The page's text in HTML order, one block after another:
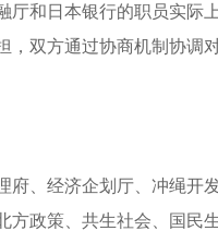
和日本银行的职员实际
双方通过协商机制协调
、经济企划厅、冲绳开
政策、共生社会、国民